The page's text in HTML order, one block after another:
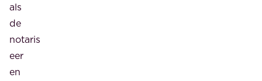
als
de
notaris
eer
en